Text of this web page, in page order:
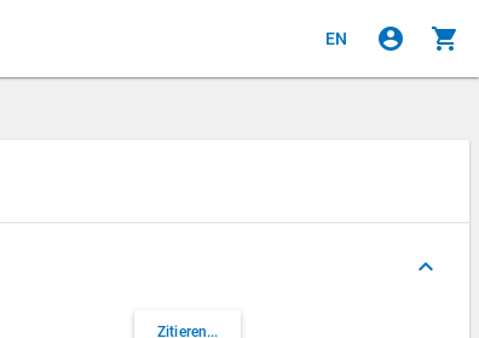
EN account_circle shopping_cart
keyboard_arrow_up
Zitieren...